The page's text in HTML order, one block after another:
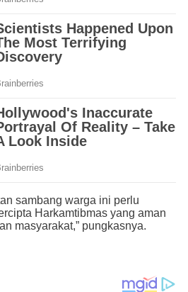
sambang warga ini perlu
Harkamtibmas yang aman
masyarakat,” pungkasnya.